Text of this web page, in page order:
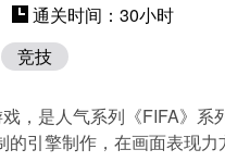
通关时间：30小时
竞技
，是人气系列《FIFA》
引擎制作，在画面表现力